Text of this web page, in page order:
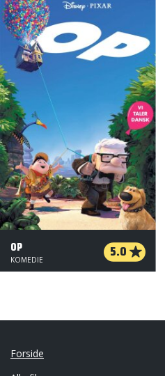
OP 5.0
KOMEDIE
Forside